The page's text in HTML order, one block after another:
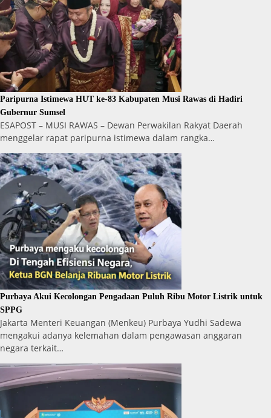
Paripurna Istimewa HUT ke-83 Kabupaten Musi Rawas di Hadiri
Gubernur Sumsel
ESAPOST – MUSI RAWAS – Dewan Perwakilan Rakyat Daerah
menggelar rapat paripurna istimewa dalam rangka…
Purbaya Akui Kecolongan Pengadaan Puluh Ribu Motor Listrik untuk
SPPG
Jakarta Menteri Keuangan (Menkeu) Purbaya Yudhi Sadewa
mengakui adanya kelemahan dalam pengawasan anggaran
negara terkait…